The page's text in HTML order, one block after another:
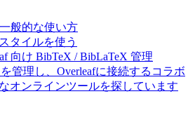
般的な使い方
タイルを使う
向け BibTeX / BibLaTeX 管理
管理し、Overleafに接続するコラボ
オンラインツールを探しています